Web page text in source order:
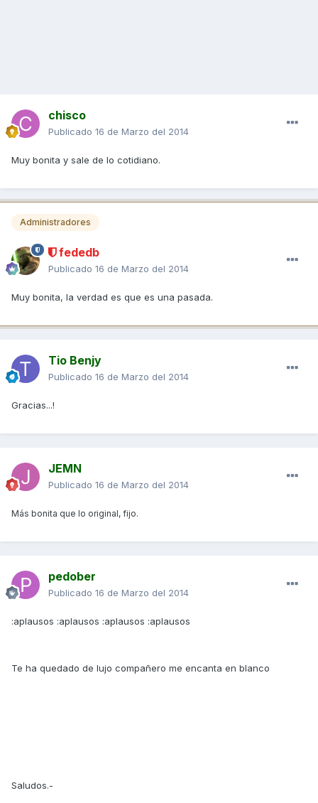
chisco
Publicado 16 de Marzo del 2014
Muy bonita y sale de lo cotidiano.
Administradores
fededb
Publicado 16 de Marzo del 2014
Muy bonita, la verdad es que es una pasada.
Tio Benjy
Publicado 16 de Marzo del 2014
Gracias...!
JEMN
Publicado 16 de Marzo del 2014
Más bonita que lo original, fijo.
pedober
Publicado 16 de Marzo del 2014
:aplausos :aplausos :aplausos :aplausos
Te ha quedado de lujo compañero me encanta en blanco
Saludos.-